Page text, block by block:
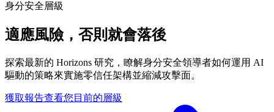
身分安全層級
適應風險，否則就會落後
探索最新的 Horizons 研究，瞭解身分安全領導者如何運用 AI
驅動的策略來實施零信任架構並縮減攻擊面。
獲取報告查看您目前的層級